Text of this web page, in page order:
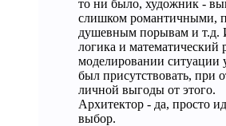
то ни было, художник -
слишком романтичными,
душевным порывам и т.д.
логика и математический
моделировании ситуации
был присутствовать, при
личной выгоды от этого.
Архитектор - да, просто
выбор.